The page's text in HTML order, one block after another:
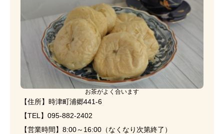
お茶がよく合います
【住所】時津町浦郷441-6
【TEL】095-882-2402
【営業時間】8:00～16:00（なくなり次第終了）